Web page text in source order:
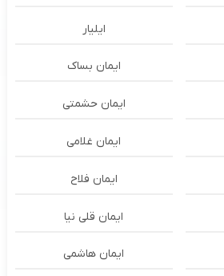
ایلیار
ایمان بساک
ایمان حشمتی
ایمان غلامی
ایمان فلاح
ایمان قلی نیا
ایمان هاشمی